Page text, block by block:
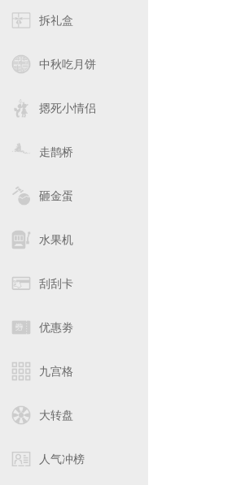
拆礼盒
中秋吃月饼
摁死小情侣
走鹊桥
砸金蛋
水果机
刮刮卡
优惠劵
九宫格
大转盘
人气冲榜